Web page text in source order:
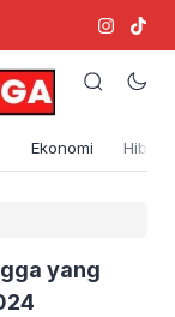
Ekonomi
yang